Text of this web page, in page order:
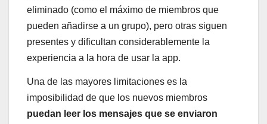
eliminado (como el máximo de miembros que
pueden añadirse a un grupo), pero otras siguen
presentes y dificultan considerablemente la
experiencia a la hora de usar la app.
Una de las mayores limitaciones es la
imposibilidad de que los nuevos miembros
puedan leer los mensajes que se enviaron